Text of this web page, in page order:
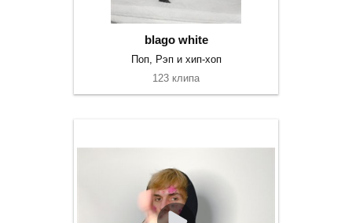
blago white
Поп, Рэп и хип-хоп
123 клипа